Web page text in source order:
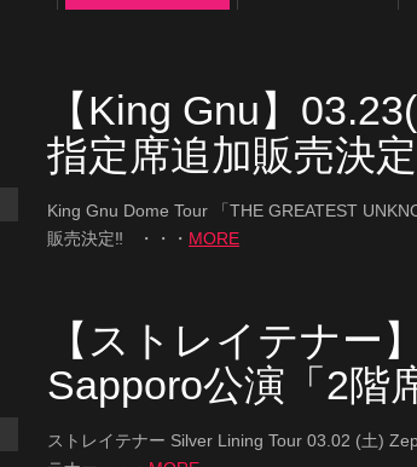
【King Gnu】
指定席追加販売決
King Gnu Dome Tour 「THE GREATEST
販売決定‼ ・・・ MORE
【ストレイテナー
Sapporo公演「2階
ストレイテナー Silver Lining Tour 03.02 (土)